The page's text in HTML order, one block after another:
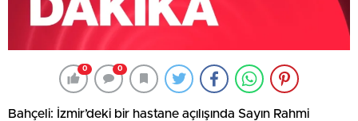
0 0
Bahçeli: İzmir’deki bir hastane açılışında Sayın Rahmi